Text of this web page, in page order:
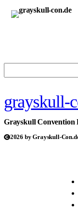
Zum
Inhalt
grayskull-
Grayskull Convention
2026 by Grayskull-